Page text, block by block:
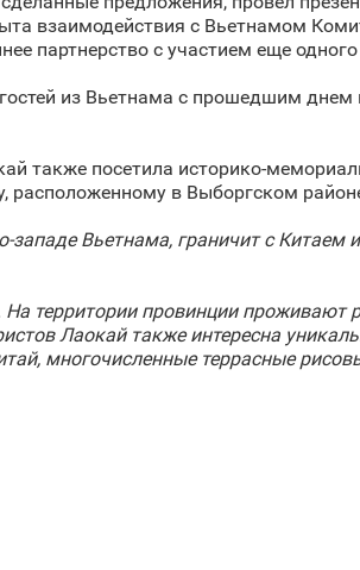
взаимодействия с Вьетнамом
партнерство с участием еще
из Вьетнама с прошедшим
также посетила историко-
в Выборгском
западе Вьетнама, граничит с
территории провинции проживают
Лаокай также интересна
многочисленные террасные